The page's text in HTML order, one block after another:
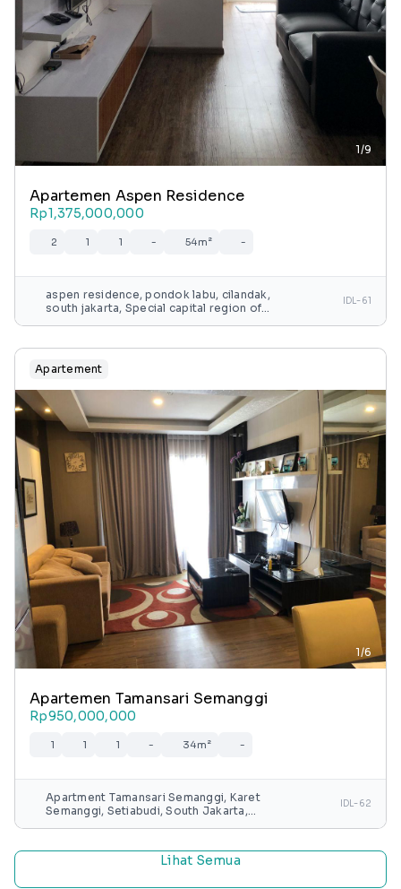
1/9
Apartemen Aspen Residence
Rp1,375,000,000
2 1 1 - 54m² -
aspen residence, pondok labu, cilandak,
south jakarta, Special capital region of
IDL-61
Apartement
1/6
Apartemen Tamansari Semanggi
Rp950,000,000
1 1 1 - 34m² -
Apartment Tamansari Semanggi, Karet
Semanggi, Setiabudi, South Jakarta,
IDL-62
Lihat Semua